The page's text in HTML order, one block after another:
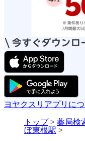
ヨヤクスリアプリに
トップ> 薬局検
ぼ東根駅 >